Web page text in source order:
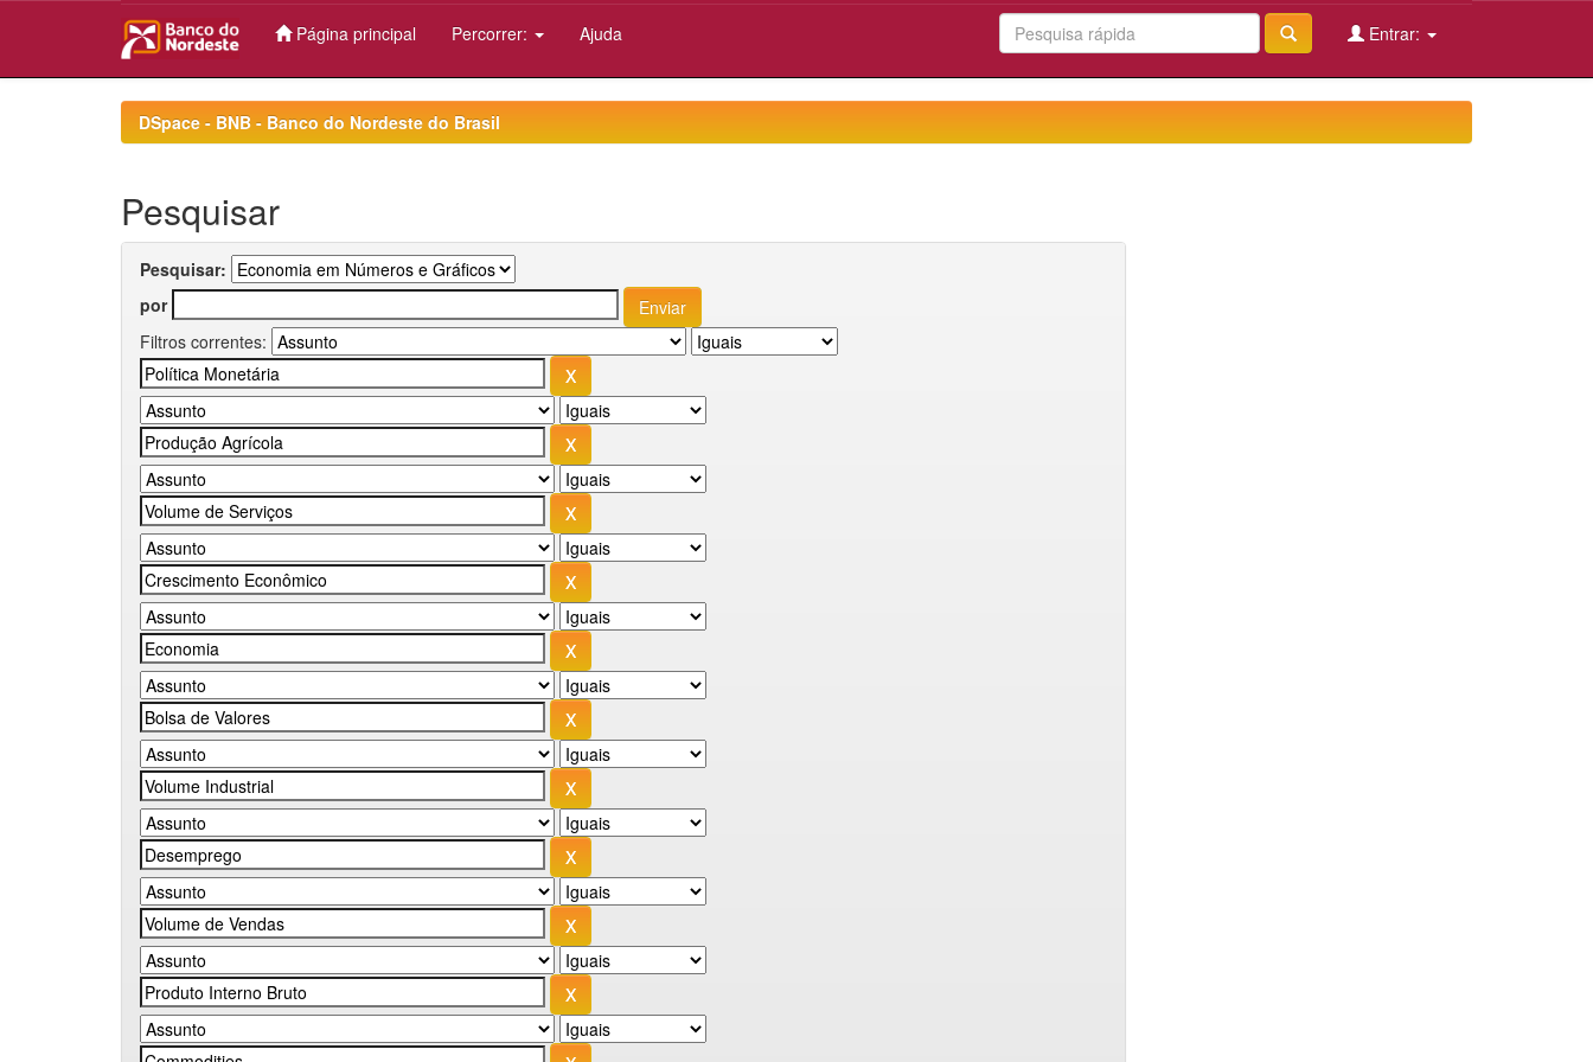
Página principal Percorrer: Ajuda Entrar:
DSpace - BNB - Banco do Nordeste do Brasil
Pesquisar
Pesquisar:
por
Filtros correntes: